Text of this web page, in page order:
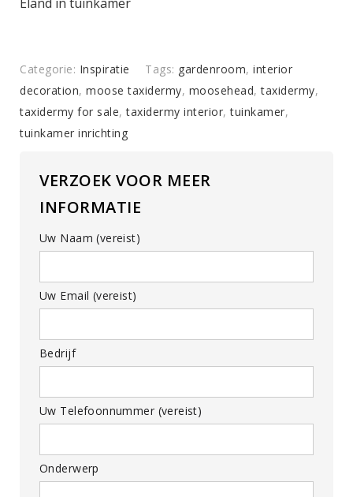
Categorie: Inspiratie Tags: gardenroom, interior
decoration, moose taxidermy, moosehead,taxidermy,
taxidermy for sale,taxidermy interior,tuinkamer,
tuinkamer inrichting
VERZOEK VOOR MEER
INFORMATIE
Uw Naam (vereist)
Uw Email (vereist)
Bedrijf
Uw Telefoonnummer (vereist)
Onderwerp